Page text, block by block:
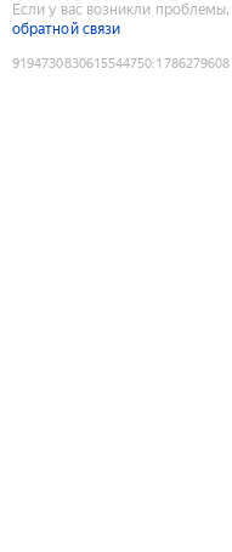
Если у вас возникли
обратной связи
9194730830615544750:1786279608